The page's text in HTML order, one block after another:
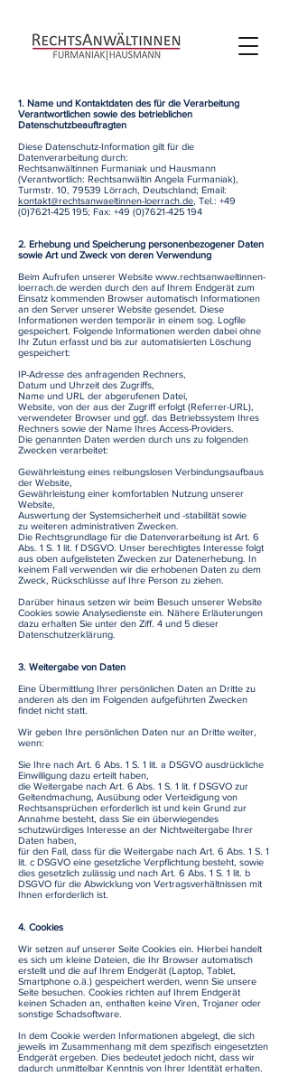
1. Name und Kontaktdaten des für die Verarbeitung
Verantwortlichen sowie des betrieblichen
Datenschutzbeauftragten
Diese Datenschutz-Information gilt für die
Datenverarbeitung durch:
Rechtsanwältinnen Furmaniak und Hausmann
(Verantwortlich: Rechtsanwältin Angela Furmaniak),
Turmstr. 10, 79539 Lörrach, Deutschland; Email:
kontakt@rechtsanwaeltinnen-loerrach.de , Tel.: +49
(0)7621-425 195; Fax: +49 (0)7621-425 194
2. Erhebung und Speicherung personenbezogener Daten
sowie Art und Zweck von deren Verwendung
Beim Aufrufen unserer Website www.rechtsanwaeltinnen-
loerrach.de werden durch den auf Ihrem Endgerät zum
Einsatz kommenden Browser automatisch Informationen
an den Server unserer Website gesendet. Diese
Informationen werden temporär in einem sog. Logfile
gespeichert. Folgende Informationen werden dabei ohne
Ihr Zutun erfasst und bis zur automatisierten Löschung
gespeichert:
IP-Adresse des anfragenden Rechners,
Datum und Uhrzeit des Zugriffs,
Name und URL der abgerufenen Datei,
Website, von der aus der Zugriff erfolgt (Referrer-URL),
verwendeter Browser und ggf. das Betriebssystem Ihres
Rechners sowie der Name Ihres Access-Providers.
Die genannten Daten werden durch uns zu folgenden
Zwecken verarbeitet:
Gewährleistung eines reibungslosen Verbindungsaufbaus
der Website,
Gewährleistung einer komfortablen Nutzung unserer
Website,
Auswertung der Systemsicherheit und -stabilität sowie
zu weiteren administrativen Zwecken.
Die Rechtsgrundlage für die Datenverarbeitung ist Art. 6
Abs. 1 S. 1 lit. f DSGVO. Unser berechtigtes Interesse folgt
aus oben aufgelisteten Zwecken zur Datenerhebung. In
keinem Fall verwenden wir die erhobenen Daten zu dem
Zweck, Rückschlüsse auf Ihre Person zu ziehen.
Darüber hinaus setzen wir beim Besuch unserer Website
Cookies sowie Analysedienste ein. Nähere Erläuterungen
dazu erhalten Sie unter den Ziff. 4 und 5 dieser
Datenschutzerklärung.
3. Weitergabe von Daten
Eine Übermittlung Ihrer persönlichen Daten an Dritte zu
anderen als den im Folgenden aufgeführten Zwecken
findet nicht statt.
Wir geben Ihre persönlichen Daten nur an Dritte weiter,
wenn:
Sie Ihre nach Art. 6 Abs. 1 S. 1 lit. a DSGVO ausdrückliche
Einwilligung dazu erteilt haben,
die Weitergabe nach Art. 6 Abs. 1 S. 1 lit. f DSGVO zur
Geltendmachung, Ausübung oder Verteidigung von
Rechtsansprüchen erforderlich ist und kein Grund zur
Annahme besteht, dass Sie ein überwiegendes
schutzwürdiges Interesse an der Nichtweitergabe Ihrer
Daten haben,
für den Fall, dass für die Weitergabe nach Art. 6 Abs. 1 S. 1
lit. c DSGVO eine gesetzliche Verpflichtung besteht, sowie
dies gesetzlich zulässig und nach Art. 6 Abs. 1 S. 1 lit. b
DSGVO für die Abwicklung von Vertragsverhältnissen mit
Ihnen erforderlich ist.
4. Cookies
Wir setzen auf unserer Seite Cookies ein. Hierbei handelt
es sich um kleine Dateien, die Ihr Browser automatisch
erstellt und die auf Ihrem Endgerät (Laptop, Tablet,
Smartphone o.ä.) gespeichert werden, wenn Sie unsere
Seite besuchen. Cookies richten auf Ihrem Endgerät
keinen Schaden an, enthalten keine Viren, Trojaner oder
sonstige Schadsoftware.
In dem Cookie werden Informationen abgelegt, die sich
jeweils im Zusammenhang mit dem spezifisch eingesetzten
Endgerät ergeben. Dies bedeutet jedoch nicht, dass wir
dadurch unmittelbar Kenntnis von Ihrer Identität erhalten.